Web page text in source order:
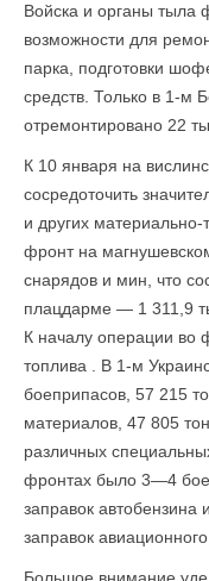
Войска и органы тыла
возможности для
парка, подготовки
средств. Только в 1-м
отремонтировано 22
К 10 января на
сосредоточить
и других материально-
фронт на
снарядов и мин, что
плацдарме — 1 311,9
К началу операции во
топлива . В 1-м
боеприпасов, 57 215
материалов, 47 805
различных
фронтах было 3—4
заправок
заправок авиационного